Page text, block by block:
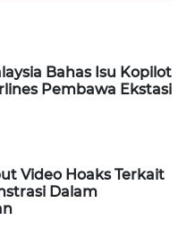
Bahas Isu Kopilot
Pembawa Ekstasi
Video Hoaks Terkait
Dalam